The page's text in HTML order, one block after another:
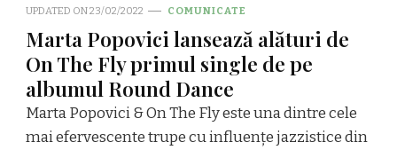
UPDATED ON23/02/2022 COMUNICATE
Marta Popovici lansează alături de
On The Fly primul single de pe
albumul Round Dance
Marta Popovici & On The Fly este una dintre cele
mai efervescente trupe cu influențe jazzistice din